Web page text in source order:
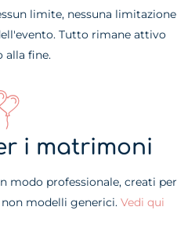
limite, nessuna limitazione
Tutto rimane attivo
alla fine.
i matrimoni
modo professionale, creati per
modelli generici. Vedi qui